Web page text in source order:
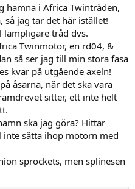
hamna i Africa Twintråden,
så jag tar det här istället!
lämpligare tråd dvs.
Twinmotor, en rd04, &
så ser jag till min stora fasa
kvar på utgående axeln!
åsarna, när det ska vara
sitter, ett inte helt
ska jag göra? Hittar
sätta ihop motorn med
sprockets, men splinesen